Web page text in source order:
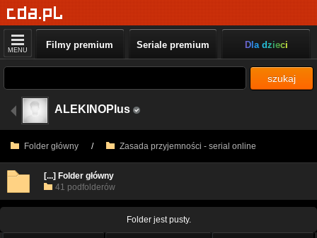
MENU Filmy premium Seriale premium Dla dzieci
szukaj
ALEKINOPlus
Folder główny / Zasada przyjemności - serial online
[...] Folder główny
41 podfolderów
Folder jest pusty.